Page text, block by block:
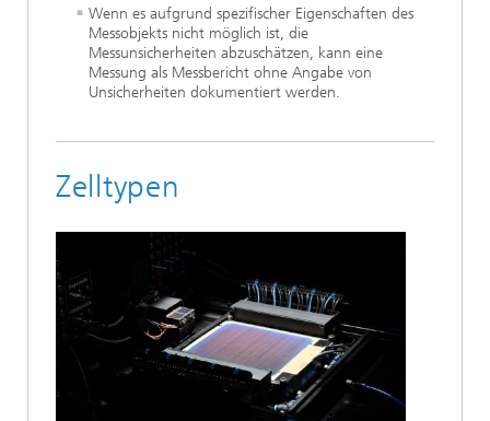
Wenn es aufgrund spezifischer Eigenschaften des
Messobjekts nicht möglich ist, die
Messunsicherheiten abzuschätzen, kann eine
Messung als Messbericht ohne Angabe von
Unsicherheiten dokumentiert werden.
Zelltypen